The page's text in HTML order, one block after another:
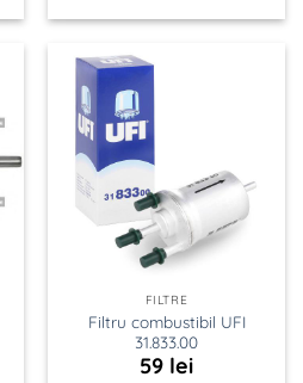
FILTRE
Filtru combustibil UFI
31.833.00
59 lei